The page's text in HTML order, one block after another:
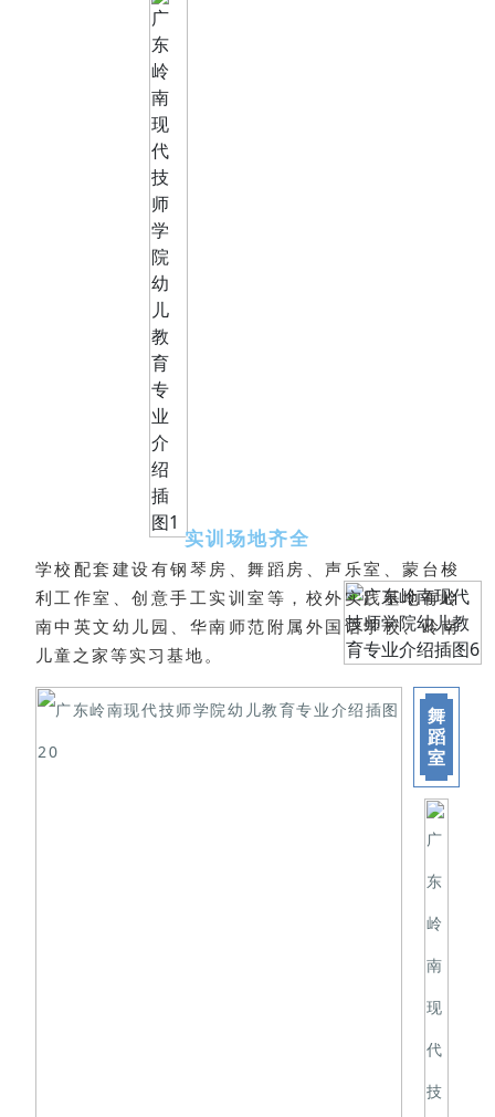
实训场地齐全
学校配套建设有钢琴房、舞蹈房、声乐室、蒙台梭
利工作室、创意手工实训室等，校外实践基地有岭
南中英文幼儿园、华南师范附属外国语学校、岭南
儿童之家等实习基地。
舞
蹈
室